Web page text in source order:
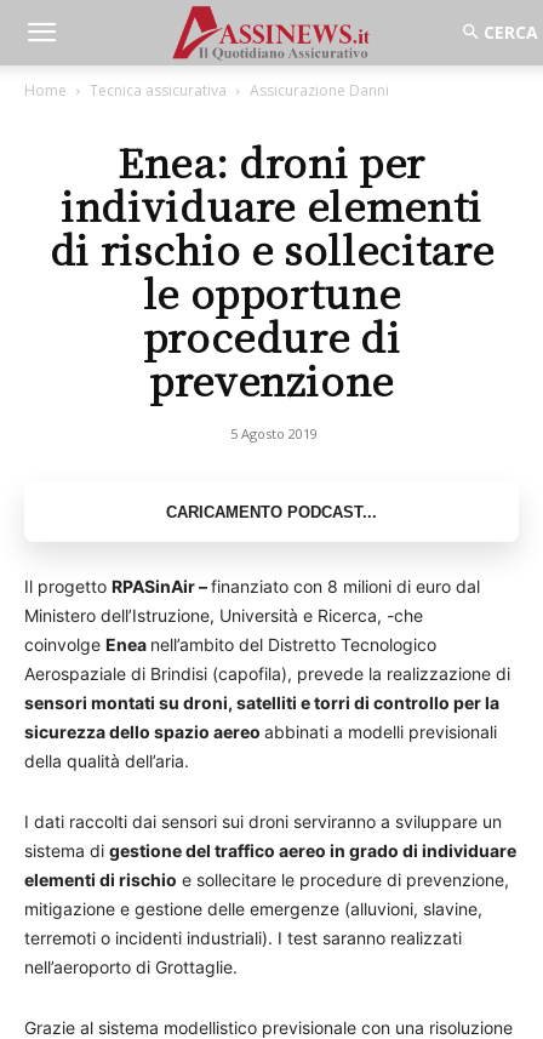
Home Tecnica assicurativa Assicurazione Danni
Enea: droni per
individuare elementi
di rischio e sollecitare
le opportune
procedure di
prevenzione
5 Agosto 2019
Il progetto RPASinAir –finanziato con 8 milioni di euro dal
Ministero dell’Istruzione, Università e Ricerca, -che
coinvolge Enea nell’ambito del Distretto Tecnologico
Aerospaziale di Brindisi (capofila), prevede la realizzazione di
sensori montati su droni, satelliti e torri di controllo per la
sicurezza dello spazio aereo abbinati a modelli previsionali
della qualità dell’aria.
I dati raccolti dai sensori sui droni serviranno a sviluppare un
sistema di gestione del traffico aereo in grado di individuare
elementi di rischio e sollecitare le procedure di prevenzione,
mitigazione e gestione delle emergenze (alluvioni, slavine,
terremoti o incidenti industriali). I test saranno realizzati
nell’aeroporto di Grottaglie.
Grazie al sistema modellistico previsionale con una risoluzione